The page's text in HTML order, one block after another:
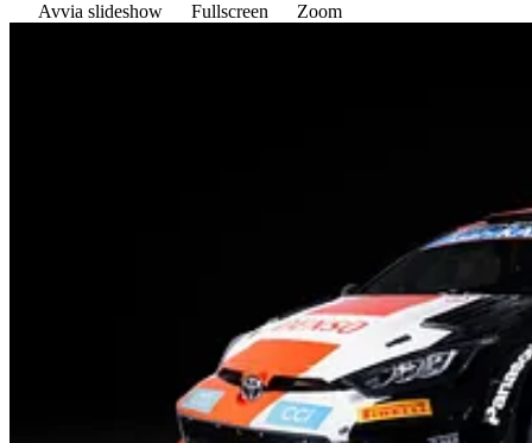
Avvia slideshow
Fullscreen Zoom